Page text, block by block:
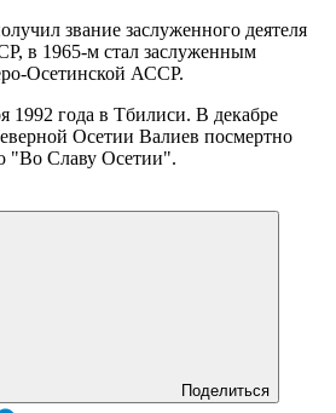
звание заслуженного деятеля
в 1965-м стал заслуженным
Осетинской АССР.
1992 года в Тбилиси. В декабре
Осетии Валиев посмертно
"Во Славу Осетии".
Поделиться